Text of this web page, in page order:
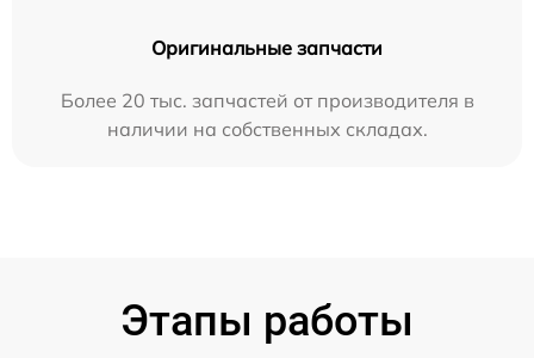
Оригинальные запчасти
Более 20 тыс. запчастей от производителя в
наличии на собственных складах.
Этапы работы